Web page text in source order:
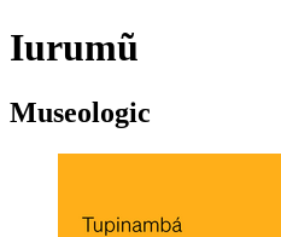
Iurumũ
Museologic